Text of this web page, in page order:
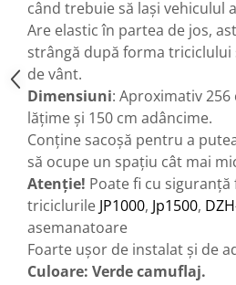
25 km/h
45 km/h
50 km/h
Chopper
Harley
⬇ MARCI
➔ Geeli
➔ RDB
➔ Volta
➔ Z-Tech
➔ Kuba
PIESE DE SCHIMB
când trebuie să lași vehiculul
Are elastic în partea de jos,
strângă după forma triciclului
de vânt.
Dimensiuni: Aproximativ
lățime și 150 cm adâncime.
Conține sacoșă pentru a
să ocupe un spațiu cât mai
Atenție! Poate fi cu
triciclurile JP1000, Jp1500,
asemanatoare
Foarte ușor de instalat și de
Culoare: Verde camuflaj.